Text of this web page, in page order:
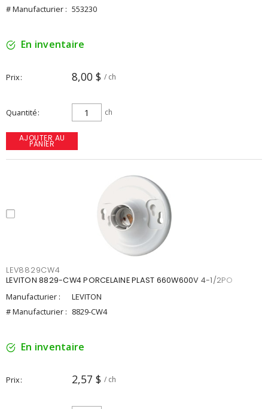
# Manufacturier : 553230
En inventaire
Prix 8,00 $ / ch
Quantité ch
AJOUTER AU
PANIER
LEV8829CW4
LEVITON 8829-CW4 PORCELAINE PLAST 660W600V 4-1/2PO
Manufacturier :
LEVITON
# Manufacturier : 8829-CW4
En inventaire
Prix 2,57 $ / ch